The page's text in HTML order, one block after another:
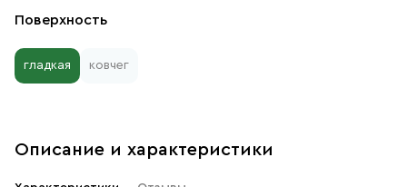
Поверхность
гладкая ковчег
Описание и характеристики